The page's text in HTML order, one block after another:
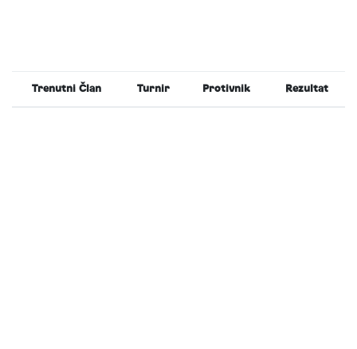
Trenutni Član Turnir Protivnik Rezultat